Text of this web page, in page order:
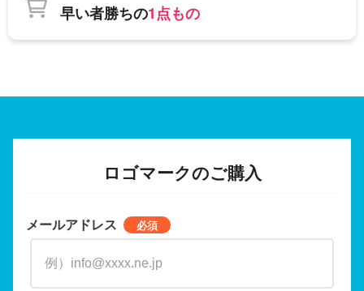
早い者勝ちの1点もの
ロゴマークのご購入
メールアドレス